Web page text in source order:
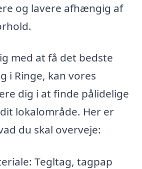
og lavere afhængig af
med at få det bedste
i Ringe, kan vores
dig i at finde pålidelige
lokalområde. Her er
du skal overveje:
Tegltag, tagpap